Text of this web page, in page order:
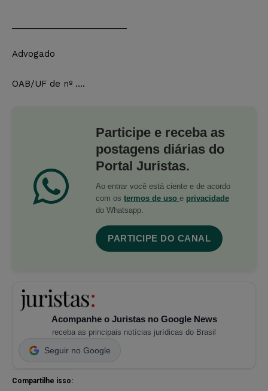
Advogado
OAB/UF de nº ….
Participe e receba as
postagens diárias do
Portal Juristas.
Ao entrar você está ciente e de acordo
com os termos de uso e privacidade
do Whatsapp.
PARTICIPE DO CANAL
Acompanhe o Juristas no Google News
receba as principais notícias jurídicas do Brasil
Seguir no Google
Compartilhe isso: